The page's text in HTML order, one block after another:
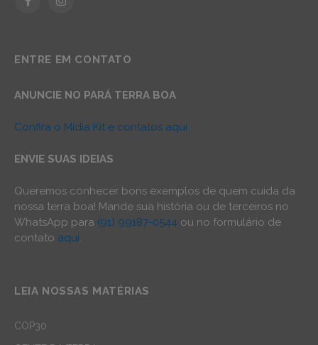
FacebookInstagram
ENTRE EM CONTATO
ANUNCIE NO PARÁ TERRA BOA
Confira o Mídia Kit e contatos aqui
ENVIE SUAS IDEIAS
Queremos conhecer bons exemplos de quem cuida da
nossa terra boa! Mande sua história ou de terceiros no
WhatsApp para (91) 99187-0544 ou no formulário de
contato aqui.
LEIA NOSSAS MATÉRIAS
COP30